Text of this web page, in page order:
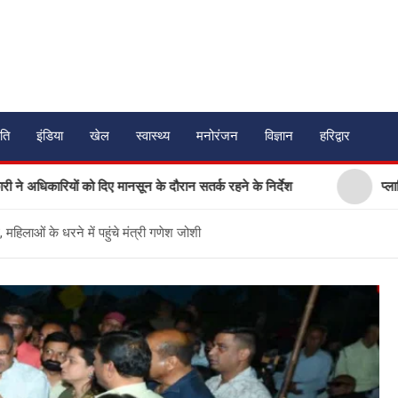
इंडिया खेल स्वास्थ्य मनोरंजन विज्ञान हरिद्वार
को दिए मानसून के दौरान सतर्क रहने के निर्देश प्लास्टिक मुक्त
महिलाओं के धरने में पहुंचे मंत्री गणेश जोशी